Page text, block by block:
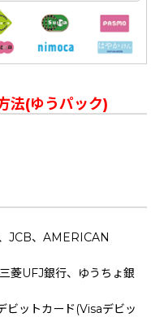
法(ゆうパック)
JCB、AMERICAN
菱UFJ銀行、ゆうちょ銀
ビットカード(Visaデビッ